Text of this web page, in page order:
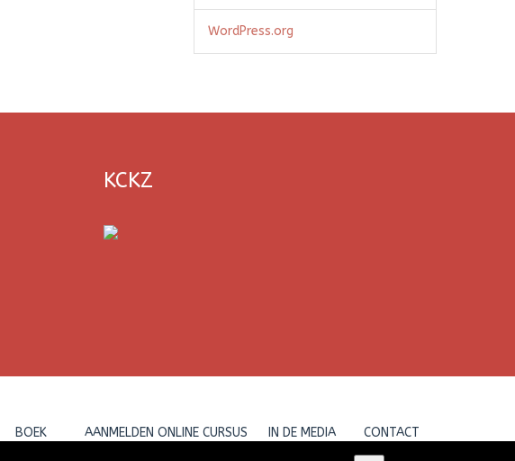
WordPress.org
KCKZ
BOEK AANMELDEN ONLINE CURSUS IN DE MEDIA CONTACT